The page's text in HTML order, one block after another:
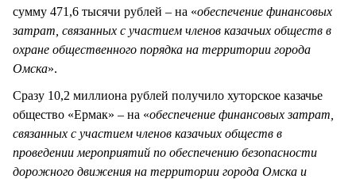
сумму 471,6 тысячи рублей – на «обеспечение финансовых
затрат, связанных с участием членов казачьих обществ в
охране общественного порядка на территории города
Омска».
Сразу 10,2 миллиона рублей получило хуторское казачье
общество «Ермак» – на «обеспечение финансовых затрат,
связанных с участием членов казачьих обществ в
проведении мероприятий по обеспечению безопасности
дорожного движения на территории города Омска и